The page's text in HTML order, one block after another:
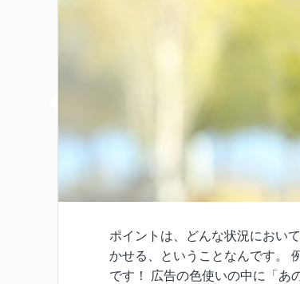
ポイントは、どんな状況におい
かせる、ということなんです。
です！ 広告の色使いの中に「あ